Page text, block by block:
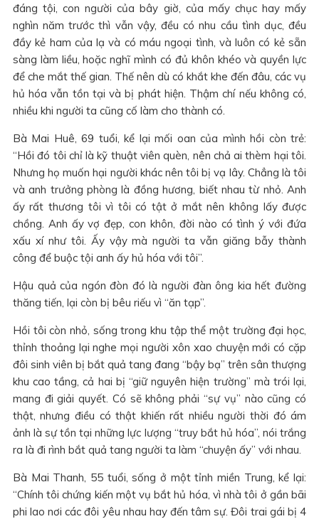
đáng tội, con người của bây giờ, của mấy chục hay mấy
nghìn năm trước thì vẫn vậy, đều có nhu cầu tình dục, đều
đầy kẻ ham của lạ và có máu ngoại tình, và luôn có kẻ sẵn
sàng làm liều, hoặc nghĩ mình có đủ khôn khéo và quyền lực
để che mắt thế gian. Thế nên dù có khắt khe đến đâu, các vụ
hủ hóa vẫn tồn tại và bị phát hiện. Thậm chí nếu không có,
nhiều khi người ta cũng cố làm cho thành có.
Bà Mai Huê, 69 tuổi, kể lại mối oan của mình hồi còn trẻ:
“Hồi đó tôi chỉ là kỹ thuật viên quèn, nên chả ai thèm hại tôi.
Nhưng họ muốn hại người khác nên tôi bị vạ lây. Chẳng là tôi
và anh trưởng phòng là đồng hương, biết nhau từ nhỏ. Anh
ấy rất thương tôi vì tôi có tật ở mắt nên không lấy được
chồng. Anh ấy vợ đẹp, con khôn, đời nào có tình ý với đứa
xấu xí như tôi. Ấy vậy mà người ta vẫn giăng bẫy thành
công để buộc tội anh ấy hủ hóa với tôi”.
Hậu quả của ngón đòn đó là người đàn ông kia hết đường
thăng tiến, lại còn bị bêu riếu vì “ăn tạp”.
Hồi tôi còn nhỏ, sống trong khu tập thể một trường đại học,
thỉnh thoảng lại nghe mọi người xôn xao chuyện mới có cặp
đôi sinh viên bị bắt quả tang đang “bậy bạ” trên sân thượng
khu cao tầng, cả hai bị “giữ nguyên hiện trường” mà trói lại,
mang đi giải quyết. Có sẽ không phải “sự vụ” nào cũng có
thật, nhưng điều có thật khiến rất nhiều người thời đó ám
ảnh là sự tồn tại những lực lượng “truy bắt hủ hóa”, nói trắng
ra là đi rình bắt quả tang người ta làm “chuyện ấy” với nhau.
Bà Mai Thanh, 55 tuổi, sống ở một tỉnh miền Trung, kể lại:
“Chính tôi chứng kiến một vụ bắt hủ hóa, vì nhà tôi ở gần bãi
phi lao nơi các đôi yêu nhau hay đến tâm sự. Đôi trai gái bị 4